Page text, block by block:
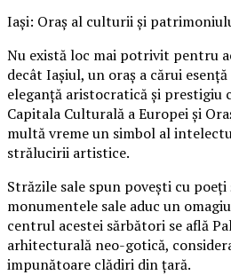
Iași: Oraș al culturii și
Nu există loc mai potrivit pentru
decât Iașiul, un oraș a cărui
eleganță aristocratică și prestigiu
Capitala Culturală a Europei și
multă vreme un simbol al
strălucirii artistice.
Străzile sale spun povești cu
monumentele sale aduc un
centrul acestei sărbători se află
arhitecturală neo-gotică,
impunătoare clădiri din țară.